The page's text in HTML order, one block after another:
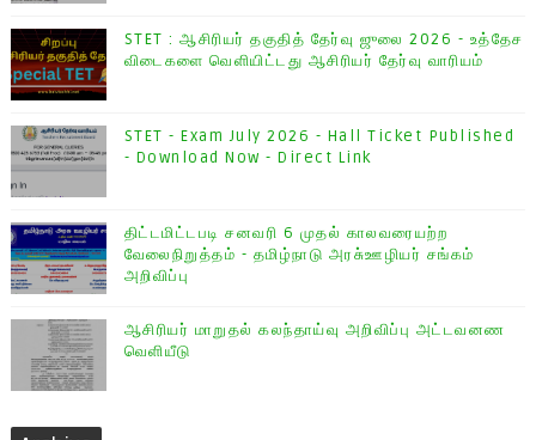
STET : ஆசிரியர் தகுதித் தேர்வு ஜுலை 2026 - உத்தேச
விடைகளை வெளியிட்டது ஆசிரியர் தேர்வு வாரியம்
STET - Exam July 2026 - Hall Ticket Published
- Download Now - Direct Link
திட்டமிட்டபடி சனவரி 6 முதல் காலவரையற்ற
வேலைநிறுத்தம் - தமிழ்நாடு அரசு்ஊழியர் சங்கம்
அறிவிப்பு
ஆசிரியர் மாறுதல் கலந்தாய்வு அறிவிப்பு அட்டவனண
வெளியீடு